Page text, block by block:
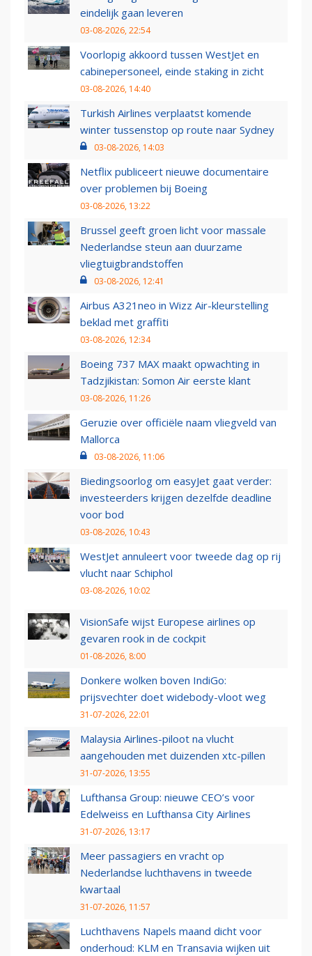
eindelijk gaan leveren
03-08-2026, 22:54
Voorlopig akkoord tussen WestJet en
cabinepersoneel, einde staking in zicht
03-08-2026, 14:40
Turkish Airlines verplaatst komende
winter tussenstop op route naar Sydney
03-08-2026, 14:03
Netflix publiceert nieuwe documentaire
over problemen bij Boeing
03-08-2026, 13:22
Brussel geeft groen licht voor massale
Nederlandse steun aan duurzame
vliegtuigbrandstoffen
03-08-2026, 12:41
Airbus A321neo in Wizz Air-kleurstelling
beklad met graffiti
03-08-2026, 12:34
Boeing 737 MAX maakt opwachting in
Tadzjikistan: Somon Air eerste klant
03-08-2026, 11:26
Geruzie over officiële naam vliegveld van
Mallorca
03-08-2026, 11:06
Biedingsoorlog om easyJet gaat verder:
investeerders krijgen dezelfde deadline
voor bod
03-08-2026, 10:43
WestJet annuleert voor tweede dag op rij
vlucht naar Schiphol
03-08-2026, 10:02
VisionSafe wijst Europese airlines op
gevaren rook in de cockpit
01-08-2026, 8:00
Donkere wolken boven IndiGo:
prijsvechter doet widebody-vloot weg
31-07-2026, 22:01
Malaysia Airlines-piloot na vlucht
aangehouden met duizenden xtc-pillen
31-07-2026, 13:55
Lufthansa Group: nieuwe CEO’s voor
Edelweiss en Lufthansa City Airlines
31-07-2026, 13:17
Meer passagiers en vracht op
Nederlandse luchthavens in tweede
kwartaal
31-07-2026, 11:57
Luchthavens Napels maand dicht voor
onderhoud: KLM en Transavia wijken uit